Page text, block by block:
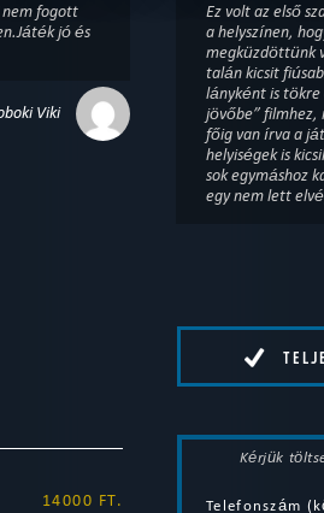
nem fogott
jó és
Viki
Ez volt az első
a helyszínen,
megküzdöttünk
talán kicsit
lányként is tökre
jövőbe” filmhez,
főig van írva a
helyiségek is
sok egymáshoz
egy nem lett
14000 FT.
Kérjük
Telefonszám